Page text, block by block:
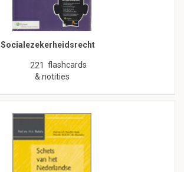
Socialezekerheidsrecht
221 flashcards
& notities